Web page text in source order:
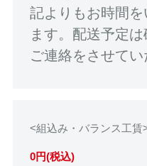
記よりもお時間
ます。配送予定
ご連絡をさせてい
<組込み・バランス工賃
0円(税込)